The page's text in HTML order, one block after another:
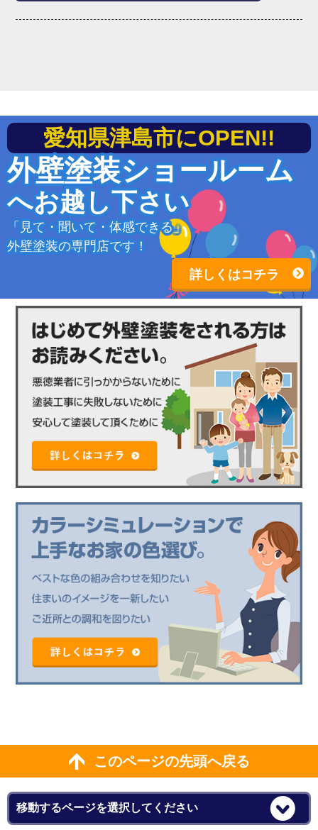
愛知県津島市にOPEN!!
外壁塗装ショールーム
へお越し下さい
「見て・聞いて・体感できる」
外壁塗装の専門店です！
詳しくはコチラ
このページの先頭へ戻る